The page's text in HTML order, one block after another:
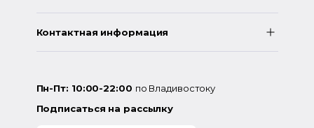
Контактная информация
Пн-Пт: 10:00-22:00 по Владивостоку
Подписаться на рассылку